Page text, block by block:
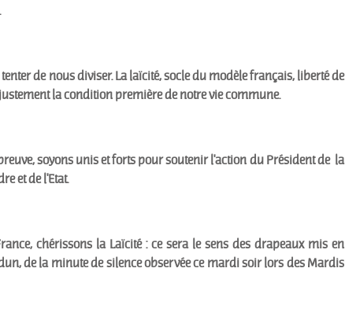
de nous diviser. La laïcité, socle du modèle français, liberté de
la condition première de notre vie commune.
soyons unis et forts pour soutenir l'action du Président de la
et de l'Etat.
chérissons la Laïcité : ce sera le sens des drapeaux mis en
de la minute de silence observée ce mardi soir lors des Mardis